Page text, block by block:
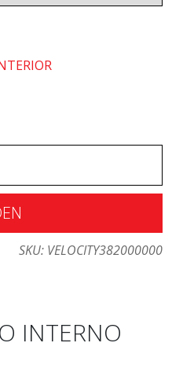
SKU: VELOCITY382000000
INTERNO